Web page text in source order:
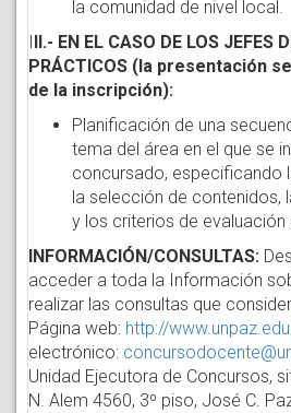
la comunidad de nivel local.
II.- EN EL CASO DE LOS JEFES
PRÁCTICOS (la presentación
de la inscripción):
Planificación de una
tema del área en el que se
concursado, especificando
la selección de
y los criterios de evaluación
INFORMACIÓN/CONSULTAS:
acceder a toda la Información
realizar las consultas que
Página web: http://
electrónico:
Unidad Ejecutora de Concursos,
N. Alem 4560, 3º piso, José C.